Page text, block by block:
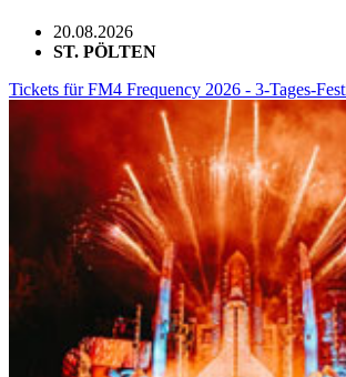
20.08.2026
ST. PÖLTEN
Tickets für FM4 Frequency 2026 - 3-Tages-